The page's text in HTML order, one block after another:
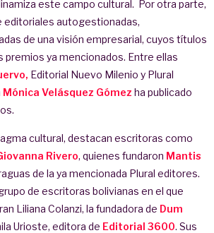
este campo cultural. Por otra parte,
editoriales autogestionadas,
de una visión empresarial, cuyos títulos
premios ya mencionados. Entre ellas
Editorial Nuevo Milenio y Plural
Mónica Velásquez Gómez ha publicado
cultural, destacan escritoras como
Rivero, quienes fundaron Mantis
de la ya mencionada Plural editores.
de escritoras bolivianas en el que
Liliana Colanzi, la fundadora de Dum
Urioste, editora de Editorial 3600. Sus